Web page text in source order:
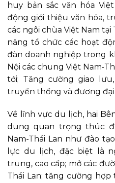
huy bản sắc văn hóa
động giới thiệu văn hóa,
các ngôi chùa Việt Nam tại
năng tổ chức các hoạt
đàn doanh nghiệp trong
Nội các chung Việt Nam-
tới; Tăng cường giao
truyền thống và đương đại
Về lĩnh vực du lịch, hai
dung quan trọng thúc
Nam-Thái Lan như đào
lực du lịch, đặc biệt là
trung, cao cấp; mở các
Thái Lan; tăng cường